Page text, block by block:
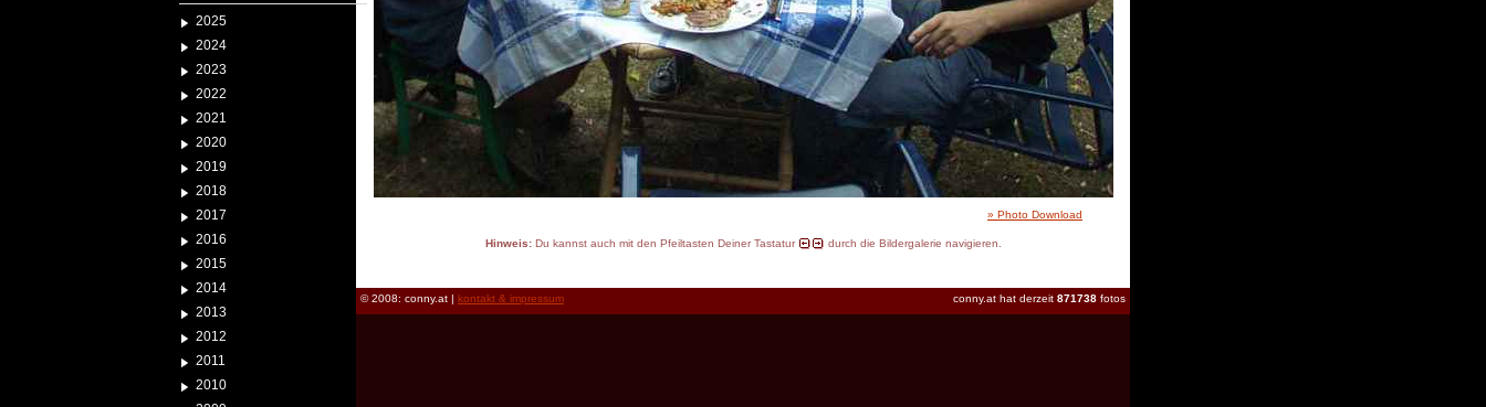
2025
2024
2023
2022
2021
2020
2019
2018
2017
2016
2015
2014
2013
2012
2011
2010
» Photo Download
Hinweis:Du kannst auch mit den Pfeiltasten Deiner Tastatur durch die Bildergalerie navigieren.
conny.at hat derzeit 871738 fotos
© 2008: conny.at | kontakt & impressum